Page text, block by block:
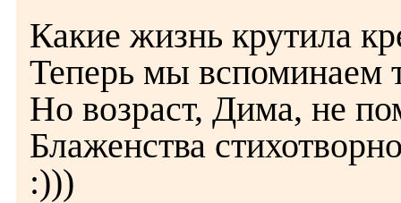
Какие жизнь крутила
Теперь мы вспоминаем
Но возраст, Дима, не
Блаженства
:)))